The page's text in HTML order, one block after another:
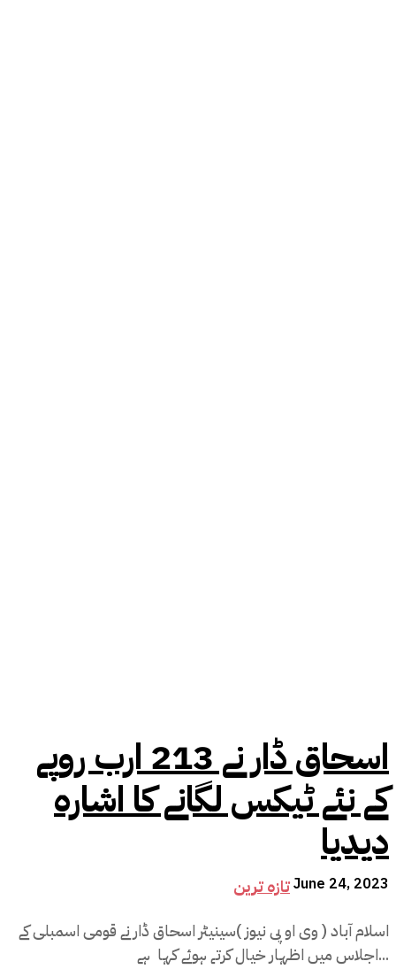
اسحاق ڈار نے 213 ارب روپے
کے نئے ٹیکس لگانے کا اشارہ
دیدیا
تازہ ترینJune 24, 2023
اسلام آباد ( وی او پی نیوز )سینیٹر اسحاق ڈار نے قومی اسمبلی کے
اجلاس میں اظہار خیال کرتے ہوئے کہا ہے...